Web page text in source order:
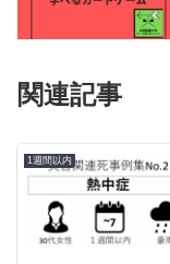
関連記事
1週間以内